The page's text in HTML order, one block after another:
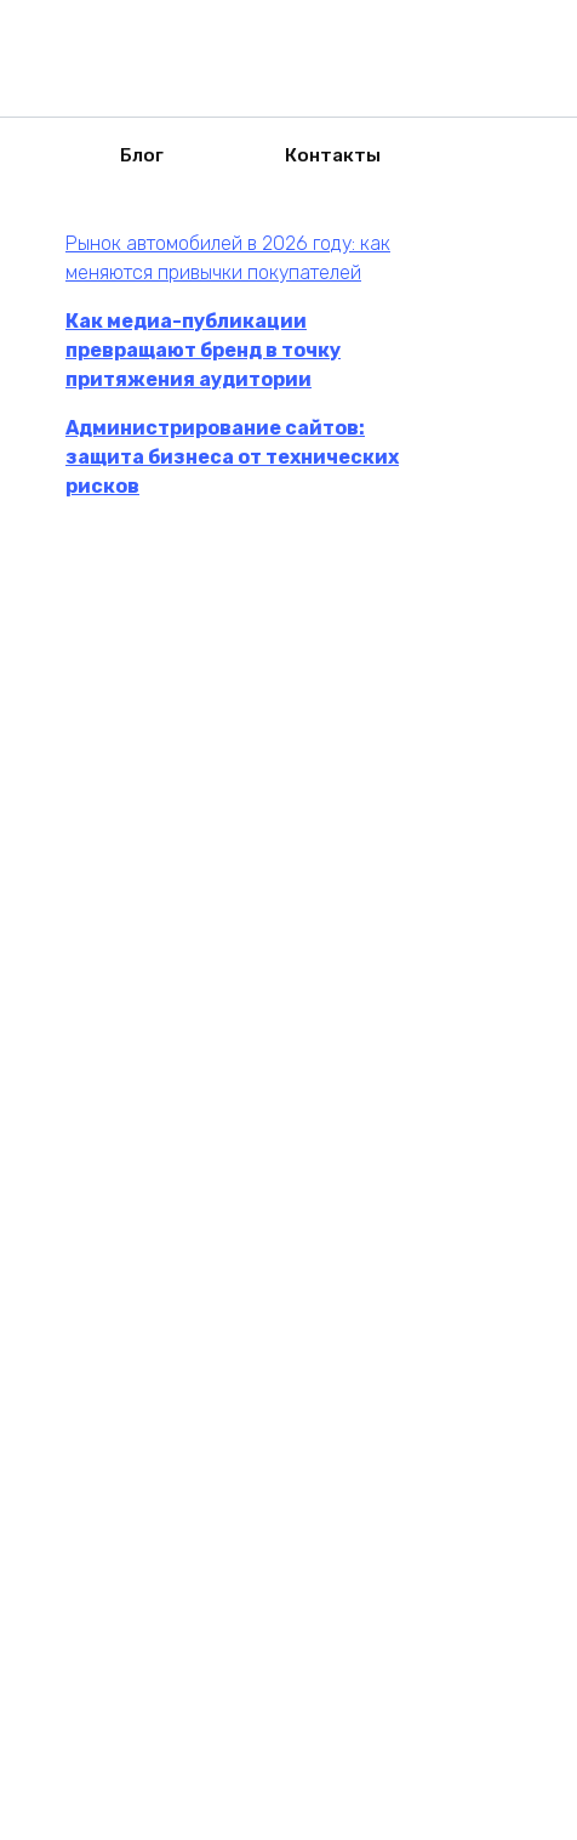
Блог Контакты
Рынок автомобилей в 2026 году: как
меняются привычки покупателей
Как медиа-публикации
превращают бренд в точку
притяжения аудитории
Администрирование сайтов:
защита бизнеса от технических
рисков